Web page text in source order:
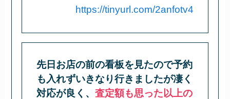
https://tinyurl.com/2anfotv4
先日お店の前の看板を見たので予約
も入れずいきなり行きましたが凄く
対応が良く、査定額も思った以上の